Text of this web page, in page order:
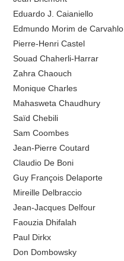
Eduardo J. Caianiello
Edmundo Morim de Carvahlo
Pierre-Henri Castel
Souad Chaherli-Harrar
Zahra Chaouch
Monique Charles
Mahasweta Chaudhury
Saïd Chebili
Sam Coombes
Jean-Pierre Coutard
Claudio De Boni
Guy François Delaporte
Mireille Delbraccio
Jean-Jacques Delfour
Faouzia Dhifalah
Paul Dirkx
Don Dombowsky